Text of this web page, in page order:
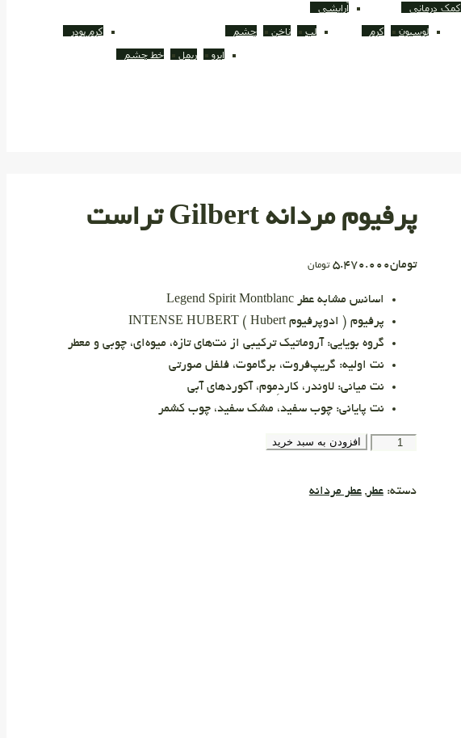
کمک درمانی
لوسیون کرم
آرایشی
لب ناخن چشم
ابرو ریمل خط چشم
کرم پودر
پرفیوم مردانه Gilbert تراست
تومان5.470.000 تومان
اسانس مشابه عطر Legend Spirit Montblanc
پرفیوم ( ادوپرفیوم Hubert ) INTENSE HUBERT
گروه بویایی: آروماتیک ترکیبی از نت‌های تازه، میوه‌ای، چوبی و معطر
نت اولیه: گریپ‌فروت، برگاموت، فلفل صورتی
نت میانی: لاوندر، کاردِموم، آکوردهای آبی
نت پایانی: چوب سفید، مشک سفید، چوب کشمر
افزودن به سبد خرید
دسته:عطر,عطر مردانه